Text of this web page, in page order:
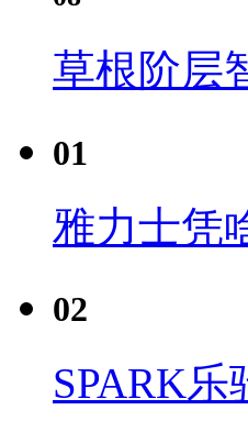
草根阶层
01
雅力士凭
02
SPARK